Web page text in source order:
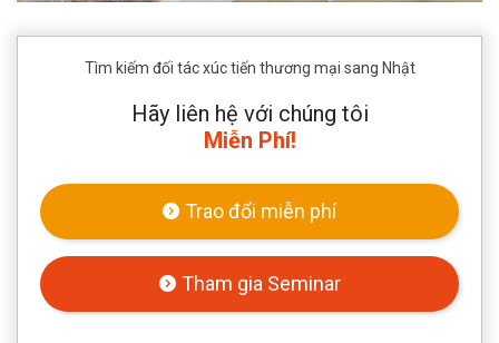
Tìm kiếm đối tác xúc tiến thương mại sang Nhật
Hãy liên hệ với chúng tôi
Miễn Phí!
Trao đổi miễn phí
Tham gia Seminar